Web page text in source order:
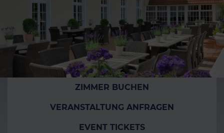
ZIMMER BUCHEN
VERANSTALTUNG ANFRAGEN
EVENT TICKETS